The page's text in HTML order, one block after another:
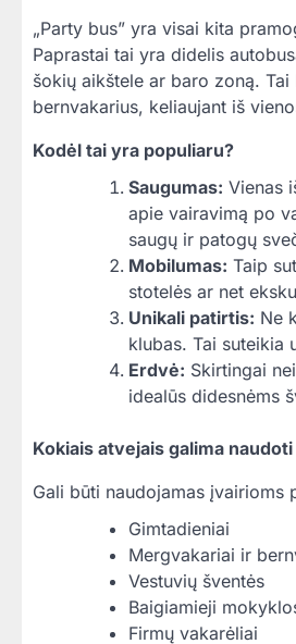
„Party bus” yra visai kita
Paprastai tai yra didelis
šokių aikštele ar baro zoną.
bernvakarius, keliaujant iš
Kodėl tai yra populiaru?
Saugumas: Vienas
apie vairavimą po
saugų ir patogų
Mobilumas: Taip
stotelės ar net
Unikali patirtis: Ne
klubas. Tai suteikia
Erdvė: Skirtingai
idealūs didesnėms
Kokiais atvejais galima
Gali būti naudojamas įvairioms
Gimtadieniai
Mergvakariai ir
Vestuvių šventės
Baigiamieji
Firmų vakarėliai